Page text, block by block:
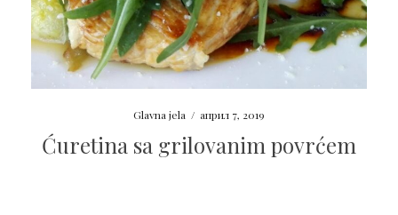
Glavna jela / април 7, 2019
Ćuretina sa grilovanim povrćem